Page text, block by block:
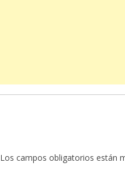
Los campos obligatorios están